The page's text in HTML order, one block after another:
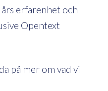
erfarenhet och
Opentext
på mer om vad vi